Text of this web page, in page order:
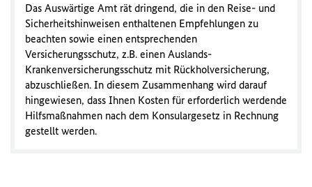
Das Auswärtige Amt rät dringend, die in den Reise- und
Sicherheitshinweisen enthaltenen Empfehlungen zu
beachten sowie einen entsprechenden
Versicherungsschutz, z.B. einen Auslands-
Krankenversicherungsschutz mit Rückholversicherung,
abzuschließen. In diesem Zusammenhang wird darauf
hingewiesen, dass Ihnen Kosten für erforderlich werdende
Hilfsmaßnahmen nach dem Konsulargesetz in Rechnung
gestellt werden.